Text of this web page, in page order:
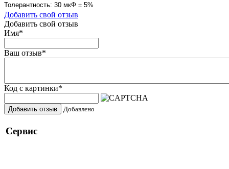
Толерантность: 30 мкФ ± 5%
Добавить свой отзыв
Добавить свой отзыв
Имя*
Ваш отзыв*
Код с картинки*
Добавить отзыв Добавлено
Сервис